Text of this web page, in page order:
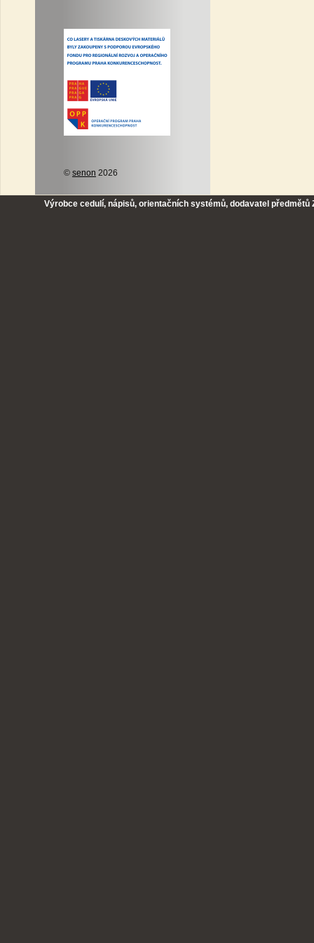
© senon 2026
Výrobce cedulí, nápisů, orientačních systémů, dodavatel předmětů